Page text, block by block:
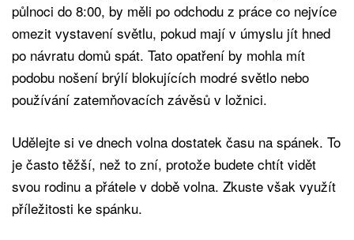
půlnoci do 8:00, by měli po odchodu z práce co nejvíce
omezit vystavení světlu, pokud mají v úmyslu jít hned
po návratu domů spát. Tato opatření by mohla mít
podobu nošení brýlí blokujících modré světlo nebo
používání zatemňovacích závěsů v ložnici.
Udělejte si ve dnech volna dostatek času na spánek. To
je často těžší, než to zní, protože budete chtít vidět
svou rodinu a přátele v době volna. Zkuste však využít
příležitosti ke spánku.